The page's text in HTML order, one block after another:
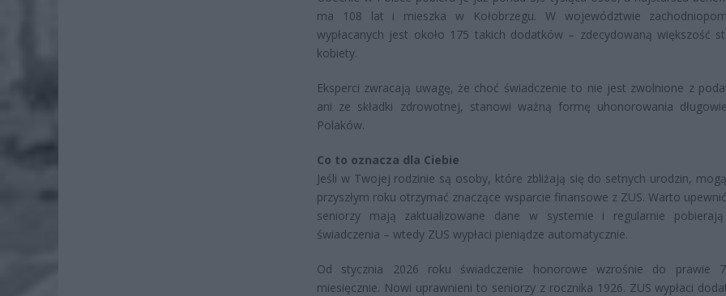
ma 108 lat i mieszka w Kołobrzegu. W województwie
wypłacanych jest około 175 takich dodatków – zdecydowaną większość
kobiety.
Eksperci zwracają uwagę, że choć świadczenie to nie jest zwolnione z
ani ze składki zdrowotnej, stanowi ważną formę uhonorowania
Polaków.
Co to oznacza dla Ciebie
Jeśli w Twojej rodzinie są osoby, które zbliżają się do setnych urodzin,
przyszłym roku otrzymać znaczące wsparcie finansowe z ZUS. Warto
seniorzy mają zaktualizowane dane w systemie i regularnie
świadczenia – wtedy ZUS wypłaci pieniądze automatycznie.
Od stycznia 2026 roku świadczenie honorowe wzrośnie do prawie
miesięcznie. Nowi uprawnieni to seniorzy z rocznika 1926. ZUS wypłaci